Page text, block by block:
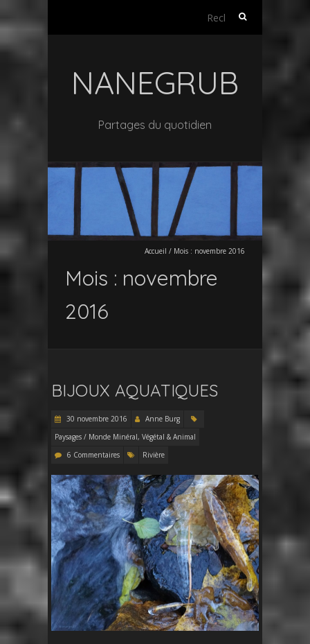
Rechercher :
NANEGRUB
Partages du quotidien
Accueil / Mois : novembre 2016
Mois : novembre
2016
BIJOUX AQUATIQUES
30 novembre 2016
Anne Burg
Paysages / Monde Minéral, Végétal & Animal
6 Commentaires
Rivière